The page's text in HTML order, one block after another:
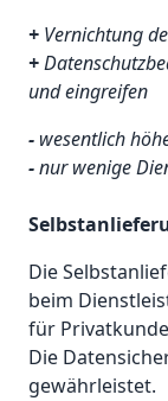
+ Vernichtung
+
und eingreifen
- wesentlich
-nur wenige
Die
beim
für
Die
gewährleistet.